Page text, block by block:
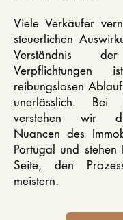
Viele Verkäufer
steuerlichen
Verständnis
reibungslosen
unerlässlich. Bei
verstehen wir
Nuancen des
Portugal und
Seite, den
meistern.